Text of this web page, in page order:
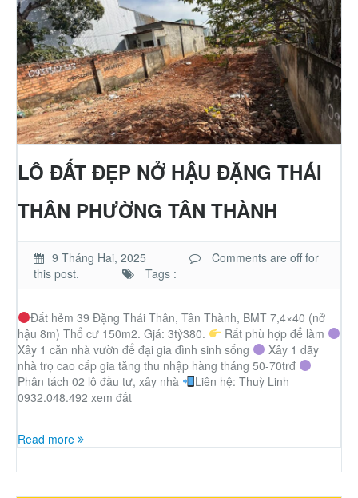
Giới thiệu
Nhà đất bán
Đất ở
Biệt thự
Chung cư
Trang trại – Kho – Xưởng
Thành Phố Cà Phê
Ecocity Premia
Nhà đất cho thuê
LÔ ĐẤT ĐẸP NỞ HẬU ĐẶNG THÁI
THÂN PHƯỜNG TÂN THÀNH
9 Tháng Hai, 2025
Comments are off for
this post.
Tags :
Đất hẻm 39 Đặng Thái Thân, Tân Thành, BMT 7,4×40 (nở
hậu 8m) Thổ cư 150m2. Gjá: 3tỷ380.
Rất phù hợp để làm
Xây 1 căn nhà vườn để đại gia đình sinh sống
Xây 1 dãy
nhà trọ cao cấp gia tăng thu nhập hàng tháng 50-70trđ
Phân tách 02 lô đầu tư, xây nhà
Liên hệ: Thuỳ Linh
0932.048.492 xem đất
Read more